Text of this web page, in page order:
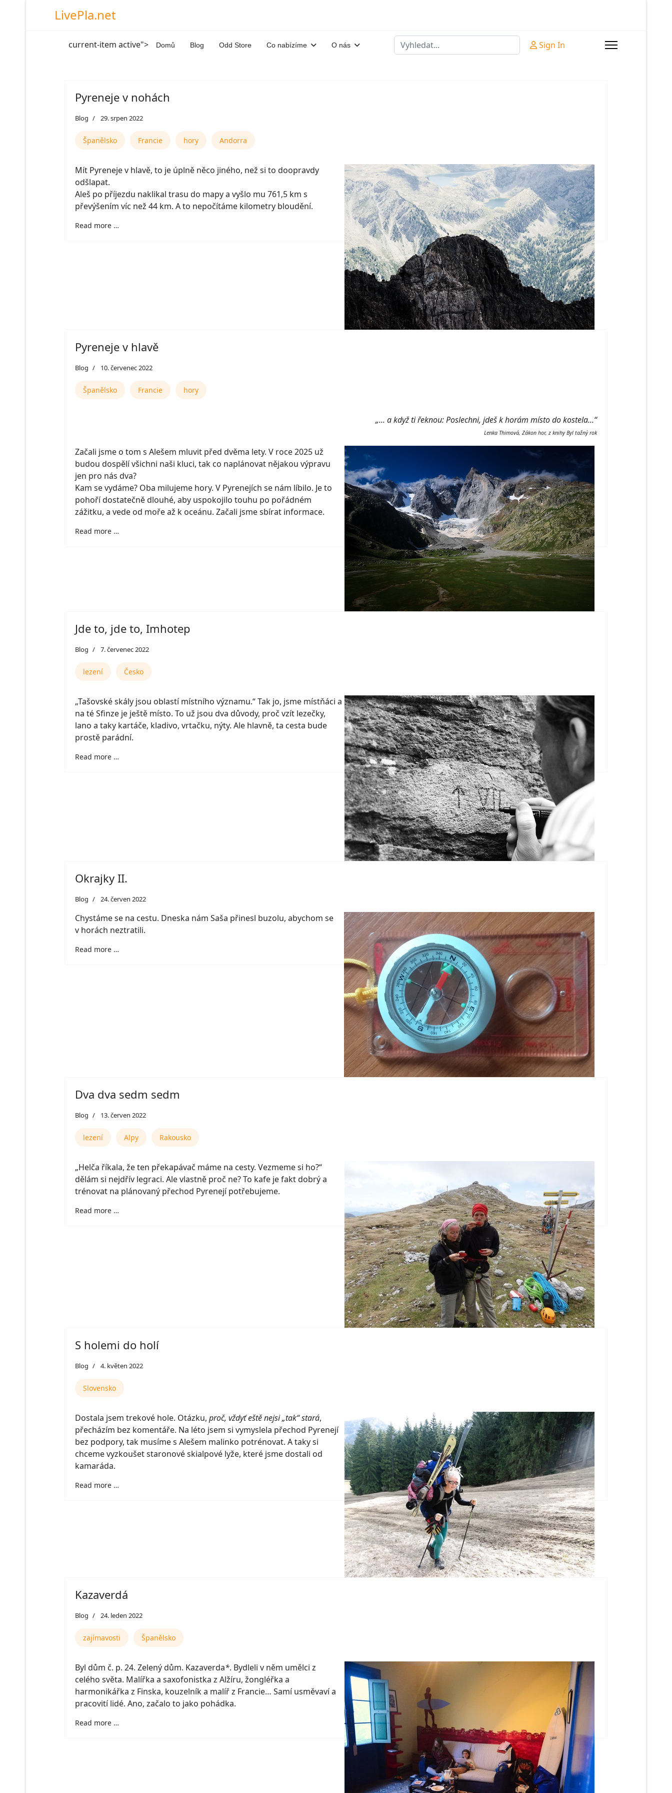
LivePla.net
current-item active"> Domů Blog Odd Store Co nabízíme O nás Hledat Sign In
Pyreneje v nohách
Blog 29. srpen 2022
Španělsko Francie hory Andorra
Mít Pyreneje v hlavě, to je úplně něco jiného, než si to doopravdy
odšlapat.
Aleš po příjezdu naklikal trasu do mapy a vyšlo mu 761,5 km s
převýšením víc než 44 km. A to nepočítáme kilometry bloudění.
Read more …
Pyreneje v hlavě
Blog 10. červenec 2022
Španělsko Francie hory
„... a když ti řeknou: Poslechni, jdeš k horám místo do kostela...“
Lenka Thimová, Zákon hor, z knihy Byl tažný rok
Začali jsme o tom s Alešem mluvit před dvěma lety. V roce 2025 už
budou dospělí všichni naši kluci, tak co naplánovat nějakou výpravu
jen pro nás dva?
Kam se vydáme? Oba milujeme hory. V Pyrenejích se nám líbilo. Je to
pohoří dostatečně dlouhé, aby uspokojilo touhu po pořádném
zážitku, a vede od moře až k oceánu. Začali jsme sbírat informace.
Read more …
Jde to, jde to, Imhotep
Blog 7. červenec 2022
lezení Česko
„Tašovské skály jsou oblastí místního významu.“ Tak jo, jsme místňáci a
na té Sfinze je ještě místo. To už jsou dva důvody, proč vzít lezečky,
lano a taky kartáče, kladivo, vrtačku, nýty. Ale hlavně, ta cesta bude
prostě parádní.
Read more …
Okrajky II.
Blog 24. červen 2022
Chystáme se na cestu. Dneska nám Saša přinesl buzolu, abychom se
v horách neztratili.
Read more …
Dva dva sedm sedm
Blog 13. červen 2022
lezení Alpy Rakousko
„Helča říkala, že ten překapávač máme na cesty. Vezmeme si ho?“
dělám si nejdřív legraci. Ale vlastně proč ne? To kafe je fakt dobrý a
trénovat na plánovaný přechod Pyrenejí potřebujeme.
Read more …
S holemi do holí
Blog 4. květen 2022
Slovensko
Dostala jsem trekové hole. Otázku, proč, vždyť eště nejsi „tak“ stará,
přecházím bez komentáře. Na léto jsem si vymyslela přechod Pyrenejí
bez podpory, tak musíme s Alešem malinko potrénovat. A taky si
chceme vyzkoušet staronové skialpové lyže, které jsme dostali od
kamaráda.
Read more …
Kazaverdá
Blog 24. leden 2022
zajímavosti Španělsko
Byl dům č. p. 24. Zelený dům. Kazaverda*. Bydleli v něm umělci z
celého světa. Malířka a saxofonistka z Alžíru, žongléřka a
harmonikářka z Finska, kouzelník a malíř z Francie… Samí usměvaví a
pracovití lidé. Ano, začalo to jako pohádka.
Read more …